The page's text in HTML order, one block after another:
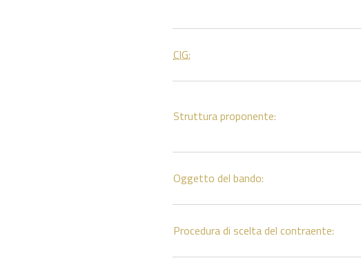
CIG:
Struttura proponente:
Oggetto del bando:
Procedura di scelta del contraente: